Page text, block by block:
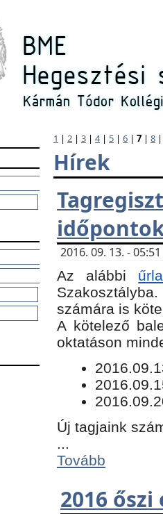
1 | 2 | 3 | 4| 5 | 6 | 7 | 8
Hírek
2016. 09. 13. -
Az alábbi
számára is
​A kötelező
oktatáson
Új tagjaink
...
Tovább
2016